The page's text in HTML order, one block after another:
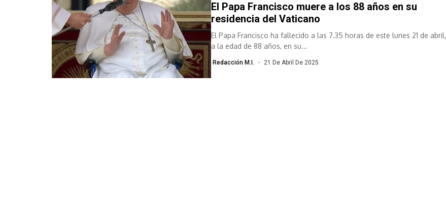
El Papa Francisco muere a los 88 años en su
residencia del Vaticano
El Papa Francisco ha fallecido a las 7.35 horas de este lunes 21 de abril,
a la edad de 88 años, en su...
Redacción M.I. 21 De Abril De 2025